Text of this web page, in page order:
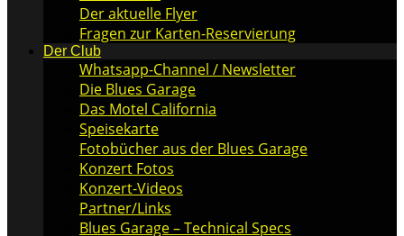
Der aktuelle Flyer
Fragen zur Karten-Reservierung
Der Club
Whatsapp-Channel / Newsletter
Die Blues Garage
Das Motel California
Speisekarte
Fotobücher aus der Blues Garage
Konzert Fotos
Konzert-Videos
Partner/Links
Blues Garage – Technical Specs